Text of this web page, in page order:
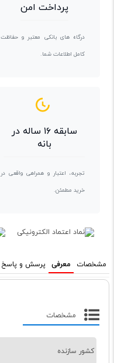
پرداخت امن
درگاه های بانکی معتبر و حفاظت
کامل اطلاعات شما.
سابقه ۱۶ ساله در
بانه
تجربه، اعتبار و همراهی واقعی در
خرید مطمئن.
مشخصات معرفی پرسش و پاسخ
مشخصات
کشور سازنده